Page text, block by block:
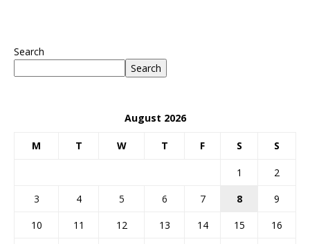
Search
Search
August 2026
M T W T F S S
1
2
3
4 5 6 7 8
9
10
11 12 13 14 15
16